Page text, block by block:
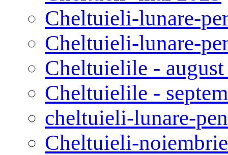
Cheltuieli-lunare-
Cheltuieli-lunare-
Cheltuielile -
Cheltuielile -
cheltuieli-lunare-
Cheltuieli-